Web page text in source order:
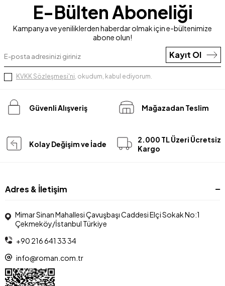
E-Bülten Aboneliği
Kampanya ve yeniliklerden haberdar olmak için e-bültenimize
abone olun!
Kayıt Ol
KVKK Sözleşmesi'ni , okudum, kabul ediyorum.
Güvenli Alışveriş Mağazadan Teslim
Kolay Değişim ve İade
2.000 TL Üzeri Ücretsiz
Kargo
Adres & İletişim
Mimar Sinan Mahallesi Çavuşbaşı Caddesi Elçi Sokak No:1
Çekmeköy/İstanbul Türkiye
+90 216 641 33 34
info@roman.com.tr